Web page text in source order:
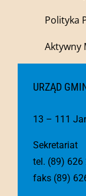
Polityka
Aktywny
URZĄD
13 – 111
Sekretariat
tel. (89) 626
faks (89)